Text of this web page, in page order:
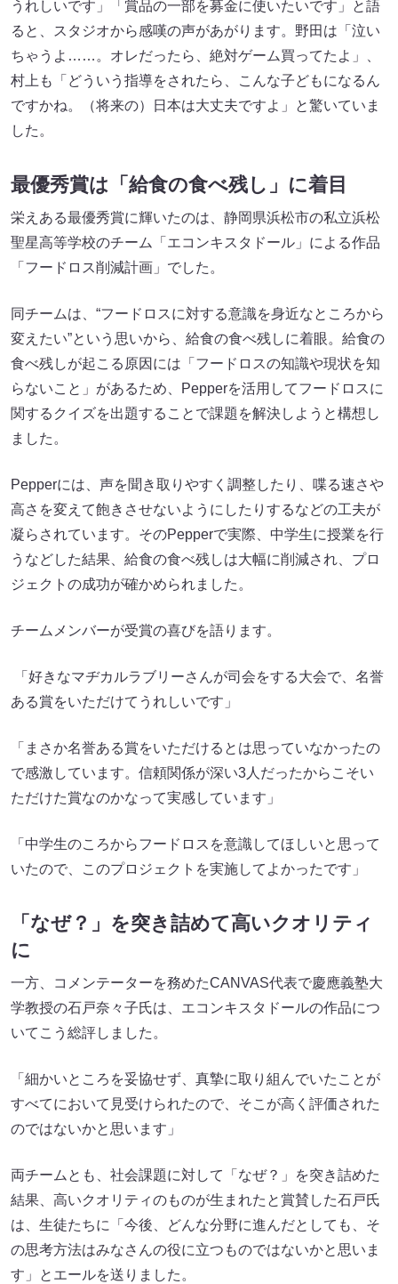
うれしいです」「賞品の一部を募金に使いたいです」と語
ると、スタジオから感嘆の声があがります。野田は「泣い
ちゃうよ……。オレだったら、絶対ゲーム買ってたよ」、
村上も「どういう指導をされたら、こんな子どもになるん
ですかね。（将来の）日本は大丈夫ですよ」と驚いていま
した。
最優秀賞は「給食の食べ残し」に着目
栄えある最優秀賞に輝いたのは、静岡県浜松市の私立浜松
聖星高等学校のチーム「エコンキスタドール」による作品
「フードロス削減計画」でした。
同チームは、“フードロスに対する意識を身近なところから
変えたい”という思いから、給食の食べ残しに着眼。給食の
食べ残しが起こる原因には「フードロスの知識や現状を知
らないこと」があるため、Pepperを活用してフードロスに
関するクイズを出題することで課題を解決しようと構想し
ました。
Pepperには、声を聞き取りやすく調整したり、喋る速さや
高さを変えて飽きさせないようにしたりするなどの工夫が
凝らされています。そのPepperで実際、中学生に授業を行
うなどした結果、給食の食べ残しは大幅に削減され、プロ
ジェクトの成功が確かめられました。
チームメンバーが受賞の喜びを語ります。
「好きなマヂカルラブリーさんが司会をする大会で、名誉
ある賞をいただけてうれしいです」
「まさか名誉ある賞をいただけるとは思っていなかったの
で感激しています。信頼関係が深い3人だったからこそい
ただけた賞なのかなって実感しています」
「中学生のころからフードロスを意識してほしいと思って
いたので、このプロジェクトを実施してよかったです」
「なぜ？」を突き詰めて高いクオリティ
に
一方、コメンテーターを務めたCANVAS代表で慶應義塾大
学教授の石戸奈々子氏は、エコンキスタドールの作品につ
いてこう総評しました。
「細かいところを妥協せず、真摯に取り組んでいたことが
すべてにおいて見受けられたので、そこが高く評価された
のではないかと思います」
両チームとも、社会課題に対して「なぜ？」を突き詰めた
結果、高いクオリティのものが生まれたと賞賛した石戸氏
は、生徒たちに「今後、どんな分野に進んだとしても、そ
の思考方法はみなさんの役に立つものではないかと思いま
す」とエールを送りました。